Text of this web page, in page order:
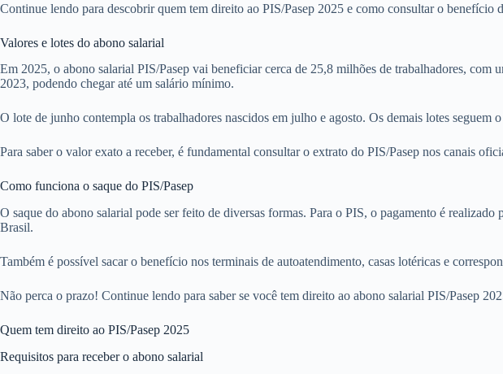
Continue lendo para descobrir quem tem direito ao PIS/Pasep 2025 e como consultar o benefício
Valores e lotes do abono salarial
Em 2025, o abono salarial PIS/Pasep vai beneficiar cerca de 25,8 milhões de trabalhadores,
2023, podendo chegar até um salário mínimo.
O lote de junho contempla os trabalhadores nascidos em julho e agosto. Os demais lotes
Para saber o valor exato a receber, é fundamental consultar o extrato do PIS/Pasep nos canais
Como funciona o saque do PIS/Pasep
O saque do abono salarial pode ser feito de diversas formas. Para o PIS, o pagamento é
Brasil.
Também é possível sacar o benefício nos terminais de autoatendimento, casas lotéricas e
Não perca o prazo! Continue lendo para saber se você tem direito ao abono salarial PIS/Pasep
Quem tem direito ao PIS/Pasep 2025
Requisitos para receber o abono salarial